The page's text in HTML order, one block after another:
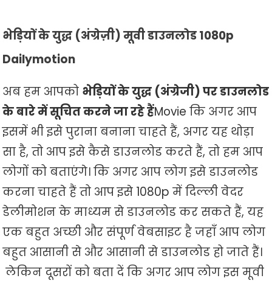
भेड़ियों के युद्ध (अंग्रेज़ी) मूवी डाउनलोड 1080p
Dailymotion
अब हम आपको भेड़ियों के युद्ध (अंग्रेजी) पर डाउनलोड
के बारे में सूचित करने जा रहे हैंMovie कि अगर आप
इसमें भी इसे पुराना बनाना चाहते हैं, अगर यह थोड़ा
सा है, तो आप इसे कैसे डाउनलोड करते हैं, तो हम आप
लोगों को बताएंगे। कि अगर आप लोग इसे डाउनलोड
करना चाहते हैं तो आप इसे 1080p में दिल्ली वेदर
डेलीमोशन के माध्यम से डाउनलोड कर सकते हैं, यह
एक बहुत अच्छी और संपूर्ण वेबसाइट है जहाँ आप लोग
बहुत आसानी से और आसानी से डाउनलोड हो जाते हैं।
लेकिन दूसरों को बता दें कि अगर आप लोग इस मूवी